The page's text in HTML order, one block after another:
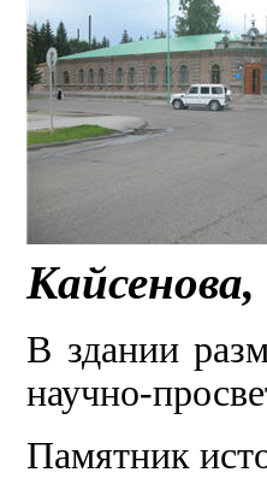
Кайсенова,
В здании
научно-
Памятник